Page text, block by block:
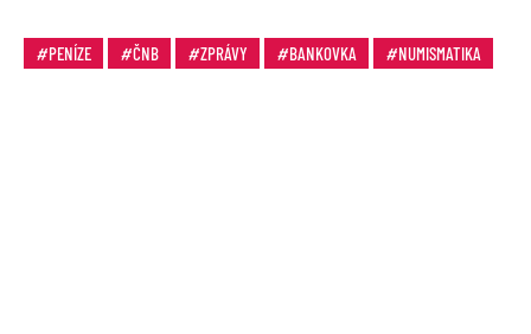
PENÍZE ČNB ZPRÁVY BANKOVKA NUMISMATIKA